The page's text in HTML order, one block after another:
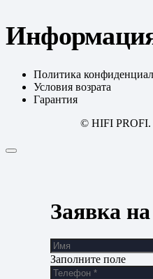
Политика
Условия возрата
Гарантия
© HIFI
Заявка
Заполните поле